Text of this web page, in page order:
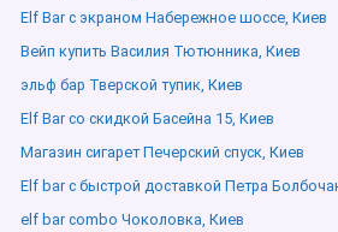
Elf Bar с экраном Набережное шоссе, Киев
Вейп купить Василия Тютюнника, Киев
эльф бар Тверской тупик, Киев
Elf Bar со скидкой Басейна 15, Киев
Магазин сигарет Печерский спуск, Киев
Elf bar с быстрой доставкой Петра
elf bar combo Чоколовка, Киев